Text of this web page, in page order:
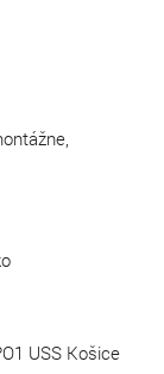
r. o.
USS Košice